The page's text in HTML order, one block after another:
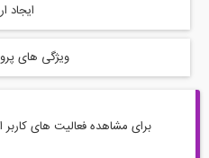
ایجاد
ویژگی های
برای مشاهده فعالیت های کاربر